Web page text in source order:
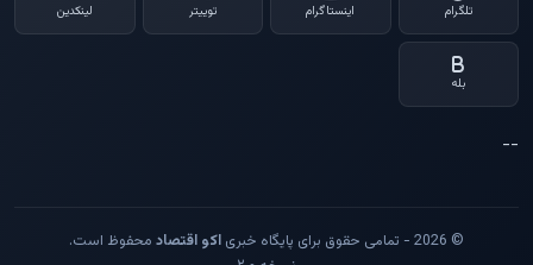
تلگرام اینستاگرام توییتر لینکدین
بله
--
© 2026 - تمامی حقوق برای پایگاه خبری اکو اقتصاد محفوظ است.